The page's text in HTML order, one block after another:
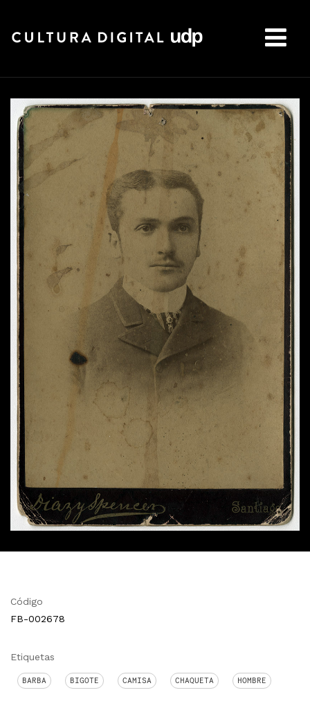
Código
FB-002678
Etiquetas
BARBA BIGOTE CAMISA CHAQUETA HOMBRE